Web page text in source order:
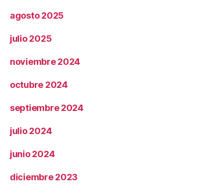
agosto 2025
julio 2025
noviembre 2024
octubre 2024
septiembre 2024
julio 2024
junio 2024
diciembre 2023